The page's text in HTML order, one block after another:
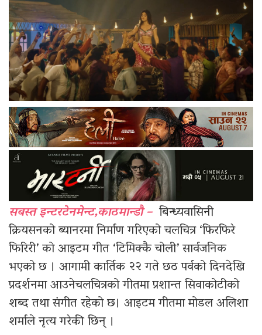
सबस्त इन्टरटेनमेन्ट,काठमान्डौ –बिन्ध्यवासिनी
क्रियसनको ब्यानरमा निर्माण गरिएको चलचित्र ‘फिरफिरे
फिरिरी’ को आइटम गीत ‘टिमिक्कै चोली’ सार्वजनिक
भएको छ । आगामी कार्तिक २२ गते छठ पर्वको दिनदेखि
प्रदर्शनमा आउनेचलचित्रको गीतमा प्रशान्त सिवाकोटीको
शब्द तथा संगीत रहेको छ। आइटम गीतमा मोडल अलिशा
शर्माले नृत्य गरेकी छिन् ।